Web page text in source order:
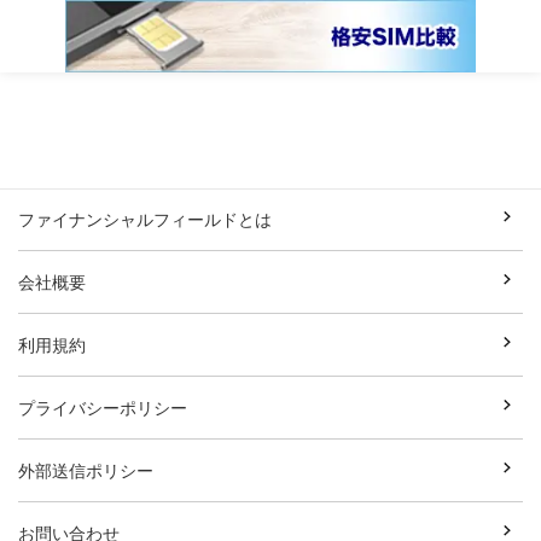
ファイナンシャルフィールドとは
会社概要
利用規約
プライバシーポリシー
外部送信ポリシー
お問い合わせ